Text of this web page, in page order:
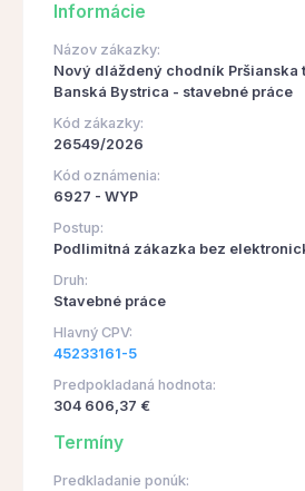
Informácie
Názov zákazky:
Nový dláždený chodník Pršianska
Banská Bystrica - stavebné práce
Kód zákazky:
26549/2026
Kód oznámenia:
6927 - WYP
Postup:
Podlimitná zákazka bez
Druh:
Stavebné práce
Hlavný CPV:
45233161-5
Predpokladaná hodnota:
304 606,37 €
Termíny
Predkladanie ponúk: